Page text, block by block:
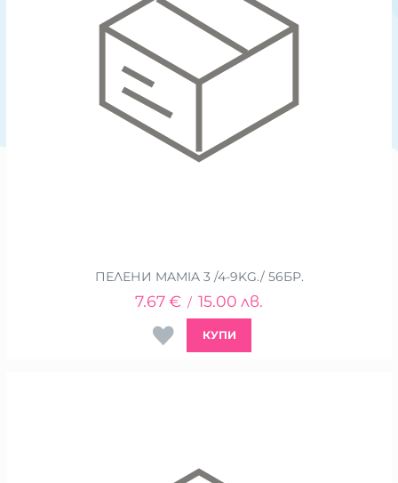
ПЕЛЕНИ MAMIA 3 /4-9KG./ 56БР.
7.67€ / 15.00 лв.
КУПИ